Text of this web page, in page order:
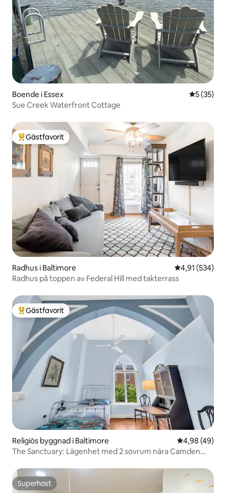
Boende i Essex 5 av 5 i
5 (35)
Sue Creek Waterfront Cottage
Populär gästfavorit
Gästfavorit
Radhus i Baltimore 4,91 av 5 i
4,91 (534)
Radhus på toppen av Federal Hill med takterrass
Populär gästfavorit
Gästfavorit
Religiös byggnad i Baltimore 4,98 av 5 i
4,98 (49)
The Sanctuary: Lägenhet med 2 sovrum nära Camden
Superhost
Superhost